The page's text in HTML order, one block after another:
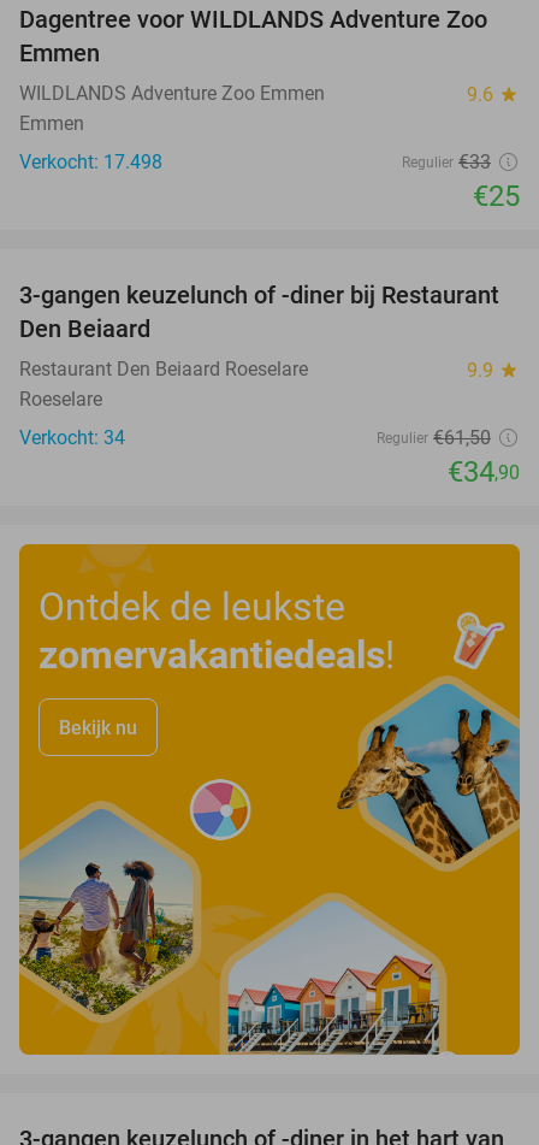
24%
Dagentree voor WILDLANDS Adventure Zoo
Emmen
WILDLANDS Adventure Zoo Emmen 9.6 star
Emmen
Verkocht: 17.498
Regulier €33
€25
43%
3-gangen keuzelunch of -diner bij Restaurant
Den Beiaard
Restaurant Den Beiaard Roeselare 9.9 star
Roeselare
Verkocht: 34
Regulier €61,50
€34,90
Ontdek de leukste
zomervakantiedeals!
Bekijk nu